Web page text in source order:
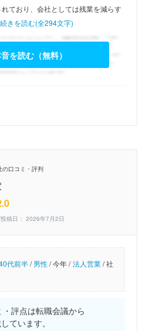
ており、会社としては残業を減らす
続きを読む(全294文字)
を読む（無料）
の口コミ・評判
稿日： 2026年7月2日
代前半/男性/今年 / 法人営業/社
評点は転職会議から
ています。